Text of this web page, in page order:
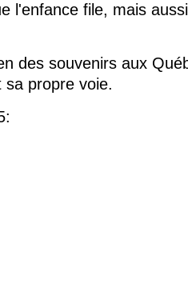
l'enfance file, mais
des souvenirs aux
sa propre voie.